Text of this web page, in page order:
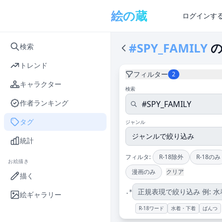
検索
トレンド
キャラクター
作者ランキング
タグ
統計
お絵描き
描く
絵ギャラリー
絵の蔵 ログインす
#SPY_FAMILY
フィルター 2
検索
ジャンル
フィルタ: R-18除外
R-18のみ
漫画のみ
クリア
.*
R-18ワード 水着・下着 ぱんつ